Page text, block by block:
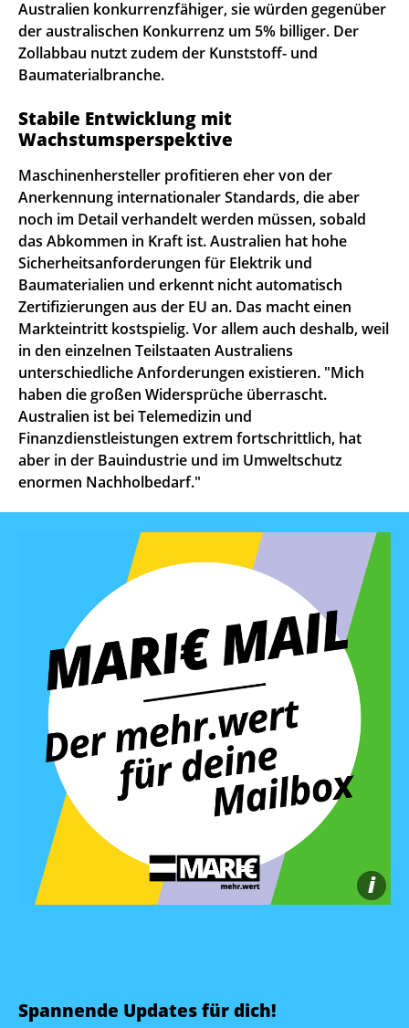
Australien konkurrenzfähiger, sie würden gegenüber
der australischen Konkurrenz um 5% billiger. Der
Zollabbau nutzt zudem der Kunststoff- und
Baumaterialbranche.
Stabile Entwicklung mit
Wachstumsperspektive
Maschinenhersteller profitieren eher von der
Anerkennung internationaler Standards, die aber
noch im Detail verhandelt werden müssen, sobald
das Abkommen in Kraft ist. Australien hat hohe
Sicherheitsanforderungen für Elektrik und
Baumaterialien und erkennt nicht automatisch
Zertifizierungen aus der EU an. Das macht einen
Markteintritt kostspielig. Vor allem auch deshalb, weil
in den einzelnen Teilstaaten Australiens
unterschiedliche Anforderungen existieren. "Mich
haben die großen Widersprüche überrascht.
Australien ist bei Telemedizin und
Finanzdienstleistungen extrem fortschrittlich, hat
aber in der Bauindustrie und im Umweltschutz
enormen Nachholbedarf."
i
Spannende Updates für dich!